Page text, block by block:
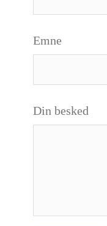
Emne
Din besked